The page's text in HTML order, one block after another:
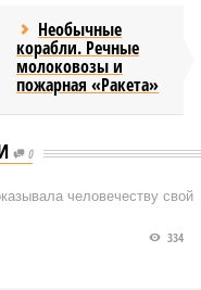
Необычные
корабли. Речные
молоковозы и
пожарная «Ракета»
0
человечеству свой
334